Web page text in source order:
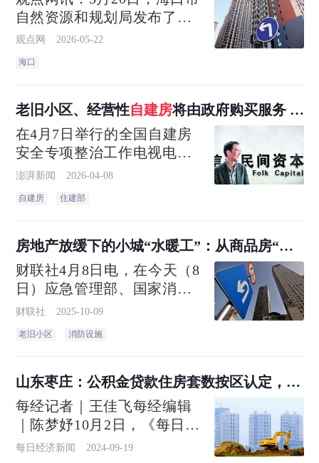
自然资源和规划局发布了
《海口市城镇开发边界内国
有住宅用地自建房规划建设
观点网 2026-05-22
海口
老旧小区、经营性自建房将由政府购买服务 建
共享消防设施
在4月7日举行的全国自建房
安全专项整治工作电视电话
会议上，住房和城乡建设部
要求，各地区、各部门要围
治常态化工作，有效消除存
量、管住增量
澎湃新闻 2026-04-08
自建房 住建部
房地产放缓下的小城“水暖工”：从商品房“转
战”农村 自建房
财联社4月8日电，在今天（8
日）应急管理部、国家消防
救援局举行的政策吹风会
上，国家消防救援局相关负
长期以来消防基础薄弱、隐
患突出的问题，国务院办公
厅日前印发的《关于加强基
层消防工作的意见》提...
财联社 2025-10-09
老旧小区 消防设施
山东枣庄：公积金贷款住房套数按区认定，宅
基地自建房 不计入
每经记者｜王佳飞每经编辑
｜陈梦妤10月2日，《每日经
济新闻》记者联系上宋明
每日经济新闻 2024-09-19